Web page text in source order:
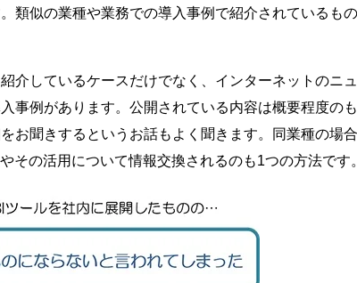
類似の業種や業務での導入事例で紹介されているも
介しているケースだけでなく、インターネットのニ
事例があります。公開されている内容は概要程度の
お聞きするというお話もよく聞きます。同業種の場
その活用について情報交換されるのも1つの方法です。